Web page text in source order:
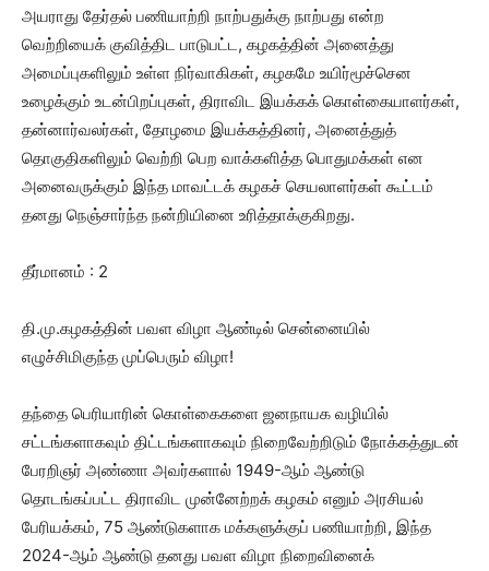
அயராது தேர்தல் பணியாற்றி நாற்பதுக்கு நாற்பது என்ற
வெற்றியைக் குவித்திட பாடுபட்ட, கழகத்தின் அனைத்து
அமைப்புகளிலும் உள்ள நிர்வாகிகள், கழகமே உயிர்மூச்சென
உழைக்கும் உடன்பிறப்புகள், திராவிட இயக்கக் கொள்கையாளர்கள்,
தன்னார்வலர்கள், தோழமை இயக்கத்தினர், அனைத்துத்
தொகுதிகளிலும் வெற்றி பெற வாக்களித்த பொதுமக்கள் என
அனைவருக்கும் இந்த மாவட்டக் கழகச் செயலாளர்கள் கூட்டம்
தனது நெஞ்சார்ந்த நன்றியினை உரித்தாக்குகிறது.
தீர்மானம் : 2
தி.மு.கழகத்தின் பவள விழா ஆண்டில் சென்னையில்
எழுச்சிமிகுந்த முப்பெரும் விழா!
தந்தை பெரியாரின் கொள்கைகளை ஜனநாயக வழியில்
சட்டங்களாகவும் திட்டங்களாகவும் நிறைவேற்றிடும் நோக்கத்துடன்
பேரறிஞர் அண்ணா அவர்களால் 1949-ஆம் ஆண்டு
தொடங்கப்பட்ட திராவிட முன்னேற்றக் கழகம் எனும் அரசியல்
பேரியக்கம், 75 ஆண்டுகளாக மக்களுக்குப் பணியாற்றி, இந்த
2024-ஆம் ஆண்டு தனது பவள விழா நிறைவினைக்